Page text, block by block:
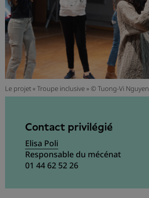
Le projet « Troupe inclusive » © Tuong-Vi Nguyen
Contact privilégié
Elisa Poli
Responsable du mécénat
01 44 62 52 26